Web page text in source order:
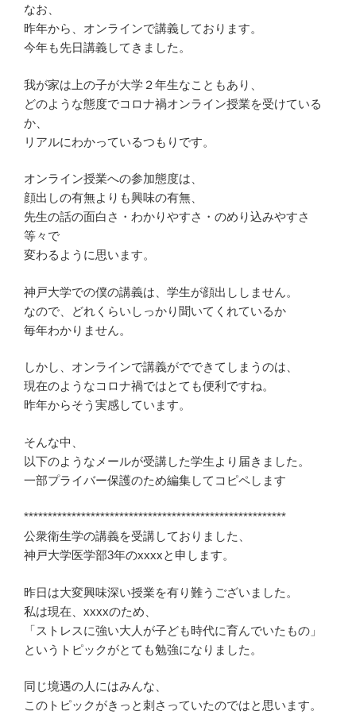
なお、
昨年から、オンラインで講義しております。
今年も先日講義してきました。
我が家は上の子が大学２年生なこともあり、
どのような態度でコロナ禍オンライン授業を受けている
か、
リアルにわかっているつもりです。
オンライン授業への参加態度は、
顔出しの有無よりも興味の有無、
先生の話の面白さ・わかりやすさ・のめり込みやすさ
等々で
変わるように思います。
神戸大学での僕の講義は、学生が顔出ししません。
なので、どれくらいしっかり聞いてくれているか
毎年わかりません。
しかし、オンラインで講義がでできてしまうのは、
現在のようなコロナ禍ではとても便利ですね。
昨年からそう実感しています。
そんな中、
以下のようなメールが受講した学生より届きました。
一部プライバー保護のため編集してコピペします
*******************************************************
公衆衛生学の講義を受講しておりました、
神戸大学医学部3年のxxxxと申します。
昨日は大変興味深い授業を有り難うございました。
私は現在、xxxxのため、
「ストレスに強い大人が子ども時代に育んでいたもの」
というトピックがとても勉強になりました。
同じ境遇の人にはみんな、
このトピックがきっと刺さっていたのではと思います。